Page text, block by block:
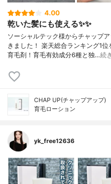
4.00
乾いた髪にも使える✨✨
ソーシャルテック様からチャップ
きました！ 楽天総合ランキング1
育毛剤！育毛有効成分6種と独…続
CHAP UP(チャップアップ)
育毛ローション
yk_free12636